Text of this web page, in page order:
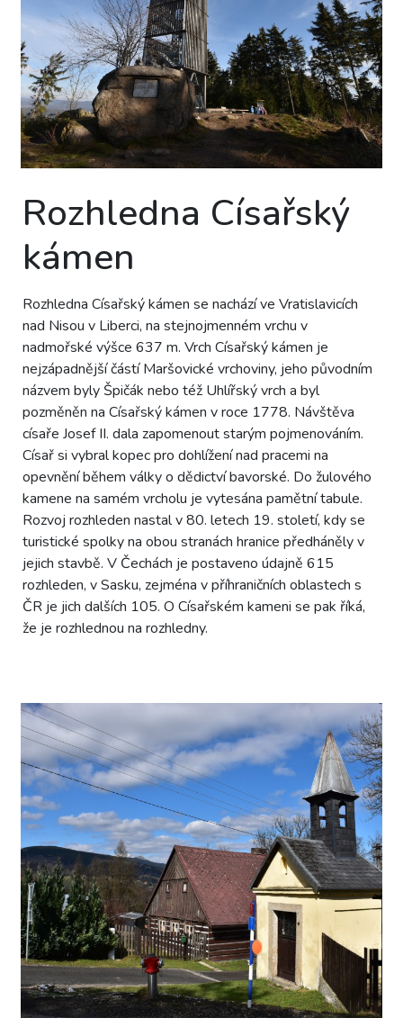
Rozhledna Císařský
kámen
Rozhledna Císařský kámen se nachází ve Vratislavicích
nad Nisou v Liberci, na stejnojmenném vrchu v
nadmořské výšce 637 m. Vrch Císařský kámen je
nejzápadnější částí Maršovické vrchoviny, jeho původním
názvem byly Špičák nebo též Uhlířský vrch a byl
pozměněn na Císařský kámen v roce 1778. Návštěva
císaře Josef II. dala zapomenout starým pojmenováním.
Císař si vybral kopec pro dohlížení nad pracemi na
opevnění během války o dědictví bavorské. Do žulového
kamene na samém vrcholu je vytesána pamětní tabule.
Rozvoj rozhleden nastal v 80. letech 19. století, kdy se
turistické spolky na obou stranách hranice předháněly v
jejich stavbě. V Čechách je postaveno údajně 615
rozhleden, v Sasku, zejména v příhraničních oblastech s
ČR je jich dalších 105. O Císařském kameni se pak říká,
že je rozhlednou na rozhledny.